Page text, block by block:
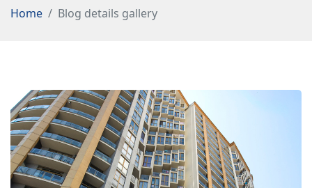
Home Blog details gallery